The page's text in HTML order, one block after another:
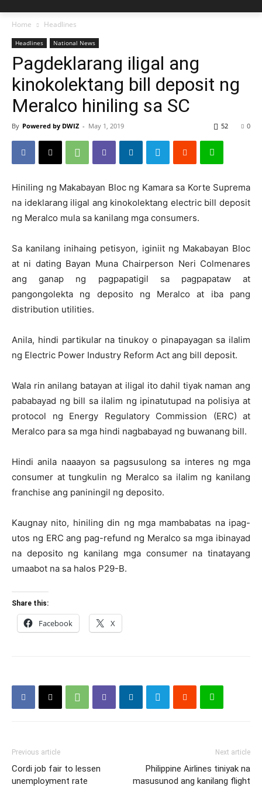
Home Headlines
Headlines National News
Pagdeklarang iligal ang
kinokolektang bill deposit ng
Meralco hiniling sa SC
By Powered by DWIZ - May 1, 2019 0
52
Hiniling ng Makabayan Bloc ng Kamara sa Korte Suprema
na ideklarang iligal ang kinokolektang electric bill deposit
ng Meralco mula sa kanilang mga consumers.
Sa kanilang inihaing petisyon, iginiit ng Makabayan Bloc
at ni dating Bayan Muna Chairperson Neri Colmenares
ang ganap ng pagpapatigil sa pagpapataw at
pangongolekta ng deposito ng Meralco at iba pang
distribution utilities.
Anila, hindi partikular na tinukoy o pinapayagan sa ilalim
ng Electric Power Industry Reform Act ang bill deposit.
Wala rin anilang batayan at iligal ito dahil tiyak naman ang
pababayad ng bill sa ilalim ng ipinatutupad na polisiya at
protocol ng Energy Regulatory Commission (ERC) at
Meralco para sa mga hindi nagbabayad ng buwanang bill.
Hindi anila naaayon sa pagsusulong sa interes ng mga
consumer at tungkulin ng Meralco sa ilalim ng kanilang
franchise ang paniningil ng deposito.
Kaugnay nito, hiniling din ng mga mambabatas na ipag-
utos ng ERC ang pag-refund ng Meralco sa mga ibinayad
na deposito ng kanilang mga consumer na tinatayang
umaabot na sa halos P29-B.
Share this:
Facebook X
Previous article
Cordi job fair to lessen
unemployment rate
Next article
Philippine Airlines tiniyak na
masusunod ang kanilang flight